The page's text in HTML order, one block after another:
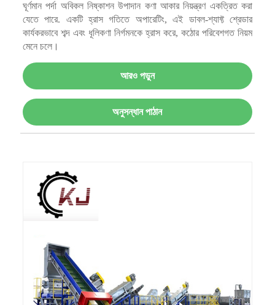
ঘূর্ণমান পর্দা অবিকল নিষ্কাশন উপাদান কণা আকার নিয়ন্ত্রণ একত্রিত করা
যেতে পারে. একটি হ্রাস গতিতে অপারেটিং, এই ডাবল-শ্যাফ্ট শ্রেডার
কার্যকরভাবে শব্দ এবং ধূলিকণা নির্গমনকে হ্রাস করে, কঠোর পরিবেশগত নিয়ম
মেনে চলে।
আরও পড়ুন
অনুসন্ধান পাঠান